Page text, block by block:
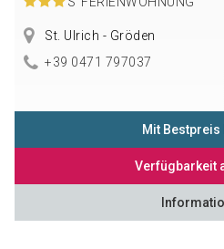
St. Ulrich - Gröden
+39 0471 797037
Mit Bestpreis
Verfügbarkeit